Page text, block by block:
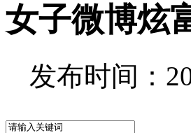
女子微博炫
发布时间：